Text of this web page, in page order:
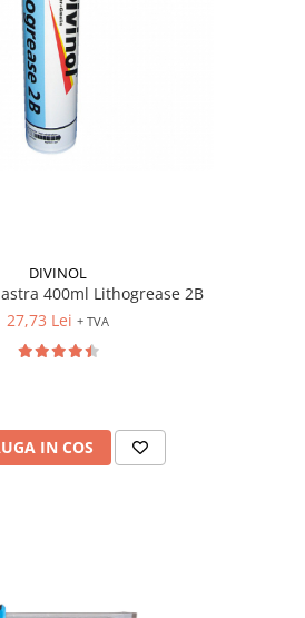
DIVINOL
400ml Lithogrease 2B
27,73 Lei + TVA
IN COS